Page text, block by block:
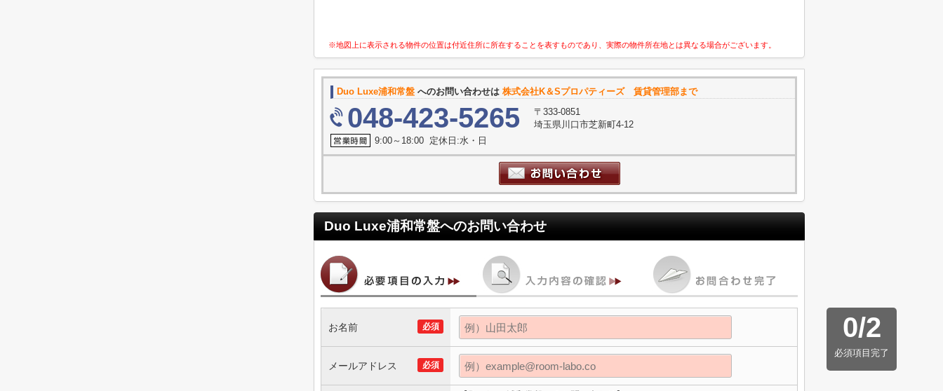
※地図上に表示される物件の位置は付近住所に所在することを表すものであり、実際の物件所在地とは異なる場合がございます。
Duo Luxe浦和常盤 へのお問い合わせは 株式会社K＆Sプロパティーズ 賃貸管理部まで
048-423-5265
〒333-0851
埼玉県川口市芝新町4-12
9:00～18:00 定休日:水・日
Duo Luxe浦和常盤へのお問い合わせ
0/2
必須項目完了
必須
お名前
必須
メールアドレス